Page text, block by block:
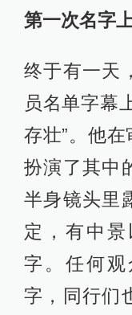
第一次名字
终于有一天
员名单字幕
存壮”。他在
扮演了其中
半身镜头里
定，有中
字。任何
字，同行们